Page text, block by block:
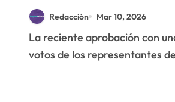
que sacaría de la
violadores y asesinos
Redacción Mar 10, 2026
La reciente aprobación con una mayoría de 23
votos de los representantes